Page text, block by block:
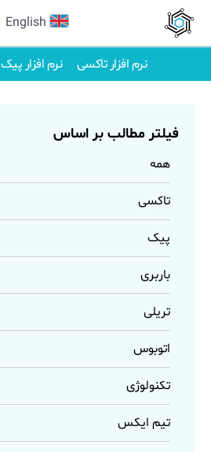
English
نرم افزار تاکسی نرم افزار پیک
فیلتر مطالب بر اساس
همه
تاکسی
پیک
باربری
تریلی
اتوبوس
تکنولوژی
تیم ایکس